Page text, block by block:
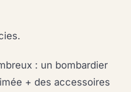
: un bombardier
+ des accessoires